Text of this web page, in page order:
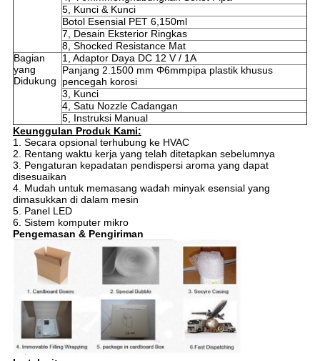
5, Kunci & Kunci
Botol Esensial PET 6,150ml
7, Desain Eksterior Ringkas
8, Shocked Resistance Mat
Bagian
yang
Didukung
1, Adaptor Daya DC 12 V / 1A
Panjang 2.1500 mm Φ6mmpipa plastik khusus
pencegah korosi
3, Kunci
4, Satu Nozzle Cadangan
5, Instruksi Manual
Keunggulan Produk Kami:
1. Secara opsional terhubung ke HVAC
2. Rentang waktu kerja yang telah ditetapkan sebelumnya
3. Pengaturan kepadatan pendispersi aroma yang dapat
disesuaikan
4. Mudah untuk memasang wadah minyak esensial yang
dimasukkan di dalam mesin
5. Panel LED
6. Sistem komputer mikro
Pengemasan & Pengiriman